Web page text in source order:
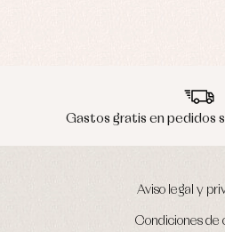
Envíos en
Aviso legal y
Condiciones de